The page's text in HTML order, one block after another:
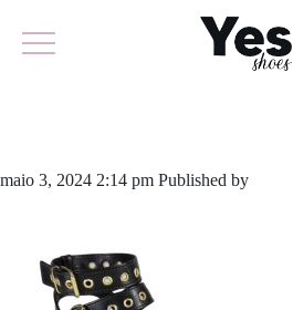
maio 3, 2024 2:14 pm Published by